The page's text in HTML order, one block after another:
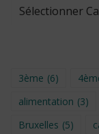
3ème (6)
alimentation (3)
Bruxelles (5)